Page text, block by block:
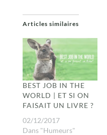
Articles similaires
BEST JOB IN THE
WORLD | ET SI ON
FAISAIT UN LIVRE ?
02/12/2017
Dans "Humeurs"